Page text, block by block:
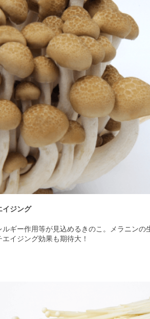
イジング
ギー作用等が見込めるきのこ。メラニンの
イジング効果も期待大！